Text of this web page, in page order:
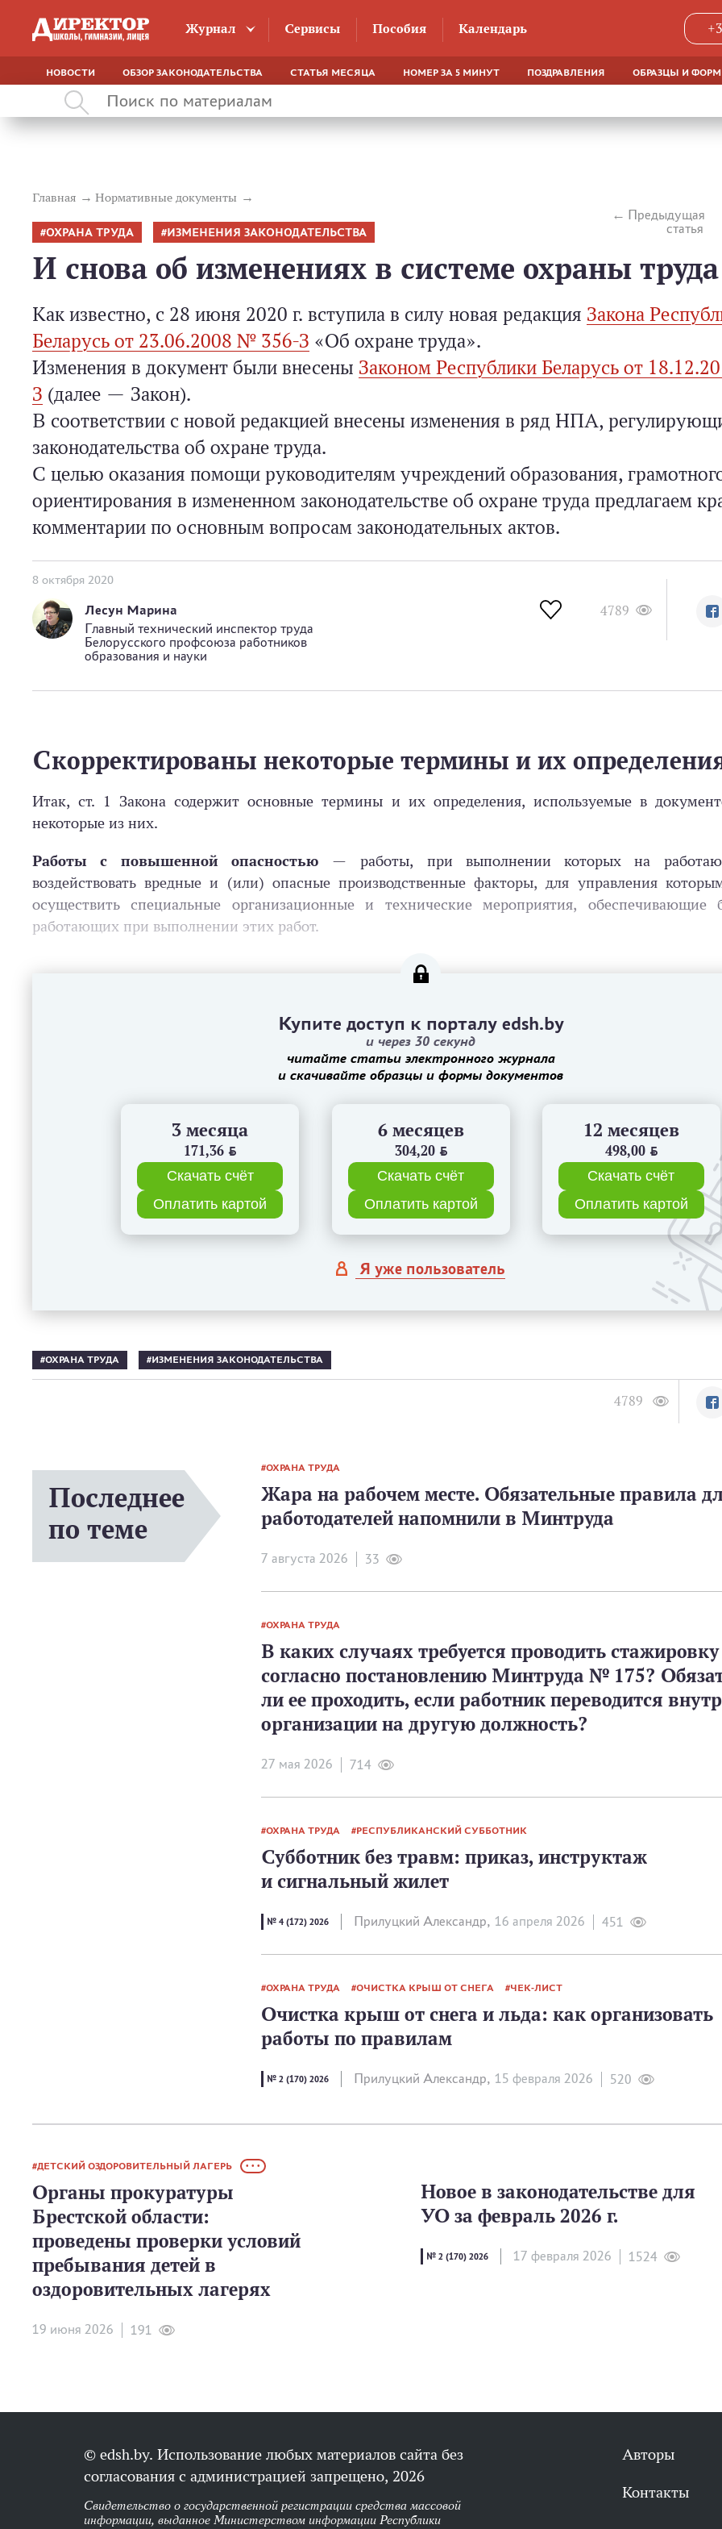
Журнал Сервисы Пособия Календарь
НОВОСТИ ОБЗОР ЗАКОНОДАТЕЛЬСТВА СТАТЬЯ МЕСЯЦА НОМЕР ЗА 5 МИНУТ ПОЗДРАВЛЕНИЯ ОБРАЗЦЫ И
Главная Нормативные документы
Предыдущая
статья
ОХРАНА ТРУДА ИЗМЕНЕНИЯ ЗАКОНОДАТЕЛЬСТВА
И снова об изменениях в системе охраны труда
Как известно, с 28 июня 2020 г. вступила в силу новая редакция Закона
Беларусь от 23.06.2008 № 356-З «Об охране труда».
Изменения в документ были внесены Законом Республики Беларусь от
З (далее — Закон).
В соответствии с новой редакцией внесены изменения в ряд НПА,
законодательства об охране труда.
С целью оказания помощи руководителям учреждений образования,
ориентирования в измененном законодательстве об охране труда предлагаем
комментарии по основным вопросам законодательных актов.
8 октября 2020
Лесун Марина
Главный технический инспектор труда
Белорусского профсоюза работников
образования и науки
4789
Скорректированы некоторые термины и их
Итак, ст. 1 Закона содержит основные термины и их определения, используемые в
некоторые из них.
Работы с повышенной опасностью— работы, при выполнении которых на
воздействовать вредные и (или) опасные производственные факторы, для управления
осуществить специальные организационные и технические мероприятия, обеспечивающие
работающих при выполнении этих работ.
Купите доступ к порталу edsh.by
и через 30 секунд
читайте статьи электронного журнала
и скачивайте образцы и формы документов
3 месяца
171,36 BYN
Скачать счёт
Оплатить картой
6 месяцев
304,20 BYN
Скачать счёт
Оплатить картой
12 месяцев
498,00 BYN
Скачать счёт
Оплатить картой
Я уже пользователь
ОХРАНА ТРУДА ИЗМЕНЕНИЯ ЗАКОНОДАТЕЛЬСТВА
4789
Последнее
по теме
ОХРАНА ТРУДА
Жара на рабочем месте. Обязательные правила
работодателей напомнили в Минтруда
7 августа 2026 33
ОХРАНА ТРУДА
В каких случаях требуется проводить стажировку
согласно постановлению Минтруда № 175?
ли ее проходить, если работник переводится
организации на другую должность?
27 мая 2026 714
ОХРАНА ТРУДА РЕСПУБЛИКАНСКИЙ СУББОТНИК
Субботник без травм: приказ, инструктаж
и сигнальный жилет
№ 4 (172) 2026 Прилуцкий Александр, 16 апреля 2026 451
ОХРАНА ТРУДА ОЧИСТКА КРЫШ ОТ СНЕГА ЧЕК-ЛИСТ
Очистка крыш от снега и льда: как организовать
работы по правилам
№ 2 (170) 2026 Прилуцкий Александр, 15 февраля 2026 520
ДЕТСКИЙ ОЗДОРОВИТЕЛЬНЫЙ ЛАГЕРЬ • • •
Органы прокуратуры
Брестской области:
проведены проверки условий
пребывания детей в
оздоровительных лагерях
19 июня 2026 191
Новое в законодательстве для
УО за февраль 2026 г.
№ 2 (170) 2026 17 февраля 2026 1524
© edsh.by. Использование любых материалов сайта без
согласования с администрацией запрещено, 2026
Свидетельство о государственной регистрации средства массовой
информации, выданное Министерством информации Республики
Авторы
Контакты